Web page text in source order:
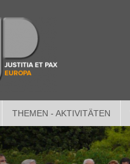
THEMEN - AKTIVITÄTEN